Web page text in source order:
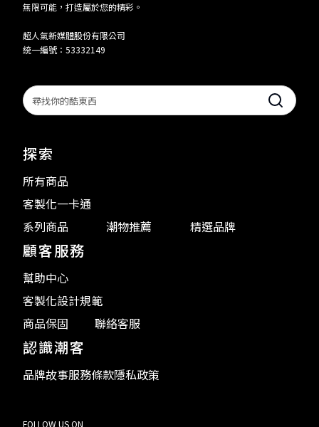
無限可能，打造屬於您的精彩。
超人氣新媒體股份有限公司
統一編號：53332149
Search
探索
所有商品
客製化一卡通
系列商品
潮物推薦 精選品牌
顧客服務
幫助中心
客製化設計規範
商品保固
聯絡客服
認識潮客
品牌故事服務條款隱私政策
FOLLOW US ON